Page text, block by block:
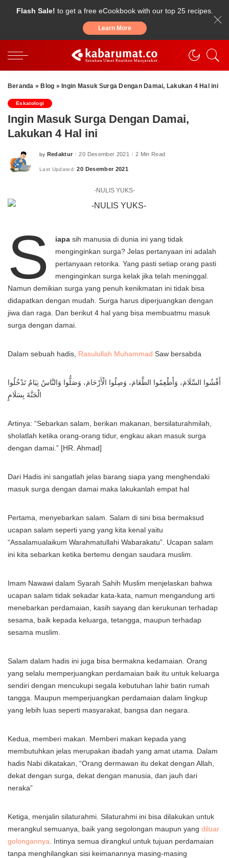
Flash Sale! to get a free eCookbook with our top 25 recipes.
Learn More
Beranda » Blog » Ingin Masuk Surga Dengan Damai, Lakukan 4 Hal ini
Eskatologi
Ingin Masuk Surga Dengan Damai,
Lakukan 4 Hal ini
Posted
by Redaktur 20 Desember 2021 2 Min Read
Last Updated: 20 Desember 2021
-NULIS YUKS-
S iapasih manusia di dunia ini yang tidak
menginginkan surga? Jelas pertanyaan ini adalah
pertanyaan retorika. Yang pasti setiap orang pasti
menginginkan surga kelak jika telah meninggal.
Namun demikian surga yang penuh kenikmatan ini tidak bisa
didapatkan dengan mudah. Surga harus diperjuangkan dengan
jiwa dan raga. Dan berikut 4 hal yang bisa membuatmu masuk
surga dengan damai.
Dalam sebuah hadis, Rasulullah Muhammad Saw bersabda
أَفْشُوا السَّلَامَ، وَأَطْعِمُوا الطَّعَامَ، وَصِلُوا الْأَرْحَامَ، وَصَلُّوا وَالنَّاسُ نِيَامٌ تَدْخُلُوا
الْجَنَّةَ بِسَلَامٍ
Artinya: “Sebarkan salam, berikan makanan, bersilaturahmilah,
sholatlah ketika orang-orang tidur, engkau akan masuk surga
dengan damai.” [HR. Ahmad]
Dari Hadis ini sangatlah jelas barang siapa yang menghendaki
masuk surga dengan damai maka lakukanlah empat hal
Pertama, menyebarkan salam. Salam di sini bisa bermaksud
ucapan salam seperti yang yang kita kenal yaitu
“Assalamualaikum Warahmatullahi Wabarakatu”. Ucapan salam
ini kita sebarkan ketika bertemu dengan saudara muslim.
Imam Nawawi dalam Syarah Sahih Muslim menjelaskan bahwa
ucapan salam tidak sekadar kata-kata, namun mengandung arti
menebarkan perdamaian, kasih sayang dan kerukunan terhadap
sesama, baik kepada keluarga, tetangga, maupun terhadap
sesama muslim.
Salam dalam hadis ini juga bisa bermakna kedamaian. Orang
yang selalu memperjuangkan perdamaian baik itu untuk keluarga
sendiri dengan mencukupi segala kebutuhan lahir batin rumah
tangga. Maupun memperjuangkan perdamaian dalam lingkup
yang lebih luas seperti masyarakat, bangsa dan negara.
Kedua, memberi makan. Memberi makan kepada yang
membutuhkan jelas merupakan ibadah yang amat utama. Dalam
hadis Nabi dikatakan, “Orang dermawan itu dekat dengan Allah,
dekat dengan surga, dekat dengan manusia, dan jauh dari
neraka”
Ketiga, menjalin silaturahmi. Silaturahmi ini bisa dilakukan untuk
merangkul semuanya, baik yang segolongan maupun yang diluar
golongannya . Intinya semua dirangkul untuk tujuan perdamaian
tanpa menghilangkan sisi keimanannya masing-masing